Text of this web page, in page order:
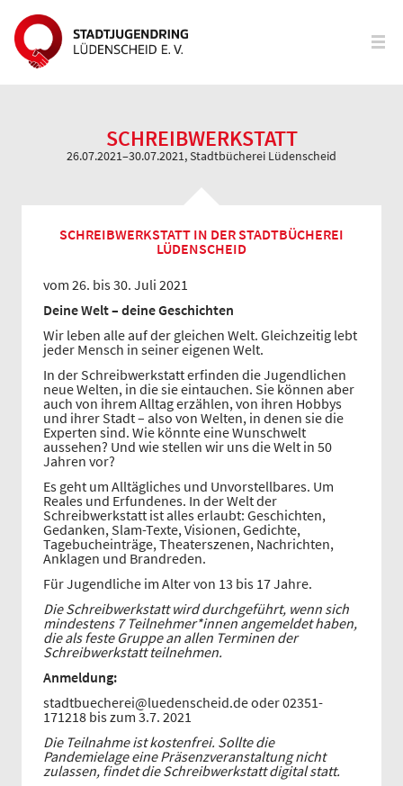
SCHREIBWERKSTATT
26.07.2021–30.07.2021, Stadtbücherei Lüdenscheid
SCHREIBWERKSTATT IN DER STADTBÜCHEREI
LÜDENSCHEID
vom 26. bis 30. Juli 2021
Deine Welt– deine Geschichten
Wir leben alle auf der gleichen Welt. Gleichzeitig lebt
jeder Mensch in seiner eigenen Welt.
In der Schreibwerkstatt erfinden die Jugendlichen
neue Welten, in die sie eintauchen. Sie können aber
auch von ihrem Alltag erzählen, von ihren Hobbys
und ihrer Stadt – also von Welten, in denen sie die
Experten sind. Wie könnte eine Wunschwelt
aussehen? Und wie stellen wir uns die Welt in 50
Jahren vor?
Es geht um Alltägliches und Unvorstellbares. Um
Reales und Erfundenes. In der Welt der
Schreibwerkstatt ist alles erlaubt: Geschichten,
Gedanken, Slam-Texte, Visionen, Gedichte,
Tagebucheinträge, Theaterszenen, Nachrichten,
Anklagen und Brandreden.
Für Jugendliche im Alter von 13 bis 17 Jahre.
Die Schreibwerkstatt wird durchgeführt, wenn sich
mindestens 7 Teilnehmer*innen angemeldet haben,
die als feste Gruppe an allen Terminen der
Schreibwerkstatt teilnehmen.
Anmeldung:
stadtbuecherei@luedenscheid.de oder 02351-
171218 bis zum 3.7. 2021
Die Teilnahme ist kostenfrei. Sollte die
Pandemielage eine Präsenzveranstaltung nicht
zulassen, findet die Schreibwerkstatt digital statt.